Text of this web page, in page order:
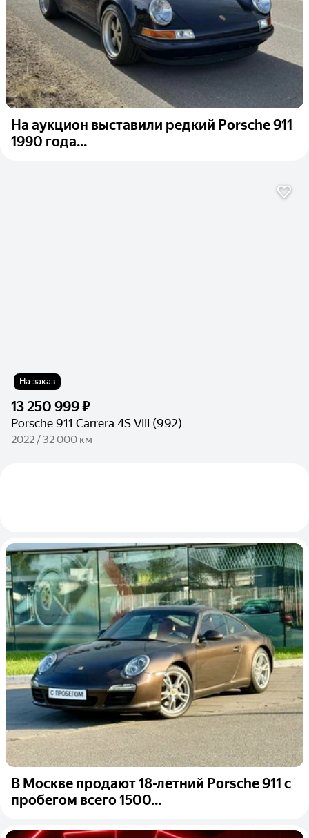
На аукцион выставили редкий Porsche 911
1990 года...
На заказ
13 250 999 ₽
Porsche 911 Carrera 4S VIII (992)
2022 / 32 000 км
В Москве продают 18-летний Porsche 911 с
пробегом всего 1500...